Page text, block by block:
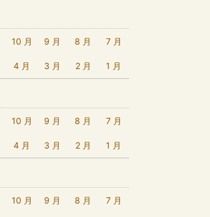
10 月 9 月 8 月 7 月
4 月 3 月 2 月 1 月
10 月 9 月 8 月 7 月
4 月 3 月 2 月 1 月
10 月 9 月 8 月 7 月